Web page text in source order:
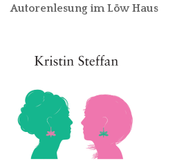
Autorenlesung im Löw Haus